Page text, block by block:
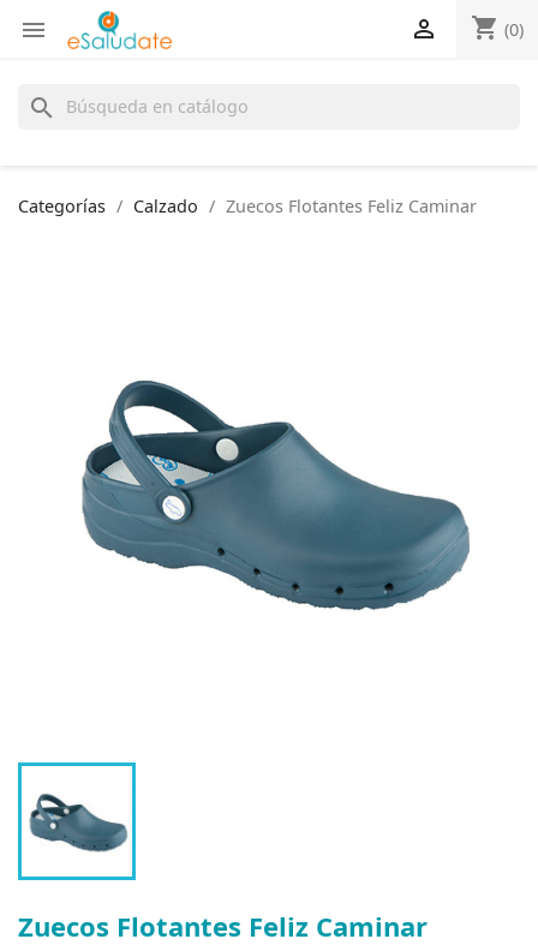
 shopping_cart (0)

search
Categorías Calzado Zuecos Flotantes Feliz Caminar
Zuecos Flotantes Feliz Caminar